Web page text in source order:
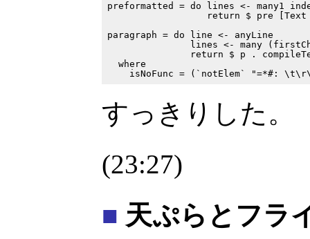
preformatted = do lines <- many1
return $ pre
paragraph = do line <- anyLine
lines <- many
return $ p .
  where
すっきりした。
(23:27)
■ 天ぷらとフラ